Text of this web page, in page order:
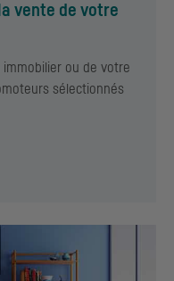
vente de votre
ou de votre
sélectionnés